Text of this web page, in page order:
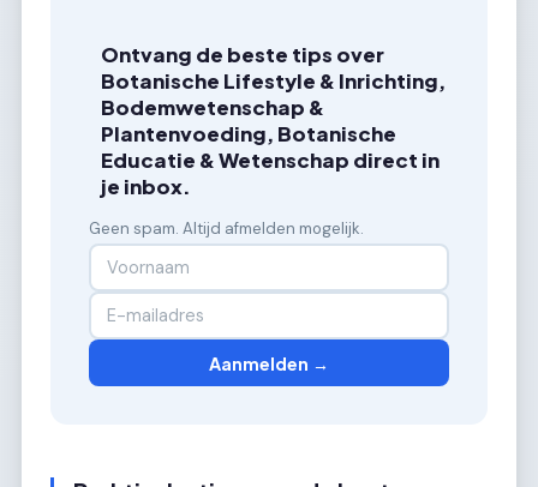
Ontvang de beste tips over
Botanische Lifestyle & Inrichting,
Bodemwetenschap &
Plantenvoeding, Botanische
Educatie & Wetenschap direct in
je inbox.
Geen spam. Altijd afmelden mogelijk.
Aanmelden →